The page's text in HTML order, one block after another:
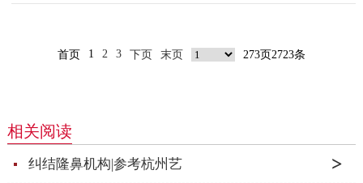
首页 1 2 3 下页 末页 273页2723条
相关阅读
纠结隆鼻机构|参考杭州艺